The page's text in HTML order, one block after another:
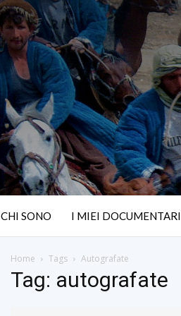
CHI SONO I MIEI DOCUMENTARI
Home Tags Autografate
Tag: autografate